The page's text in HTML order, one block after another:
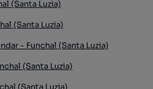
(Santa Luzia)
(Santa Luzia)
- Funchal (Santa Luzia)
(Santa Luzia)
(Santa Luzia)